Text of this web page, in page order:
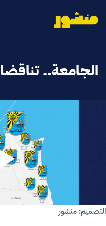
الصفحة الرئيسية
الجامعة..
منشور